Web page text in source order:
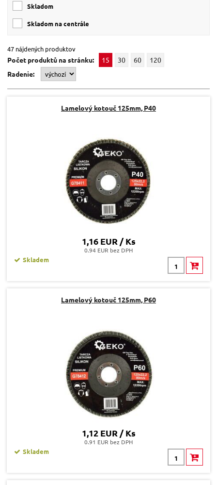
Skladom
Skladom na centrále
47 nájdených produktov
Počet produktů na stránku: 15 30 60
120
Radenie:
Lamelový kotouč 125mm, P40
1,16 EUR / Ks
0.94 EUR bez DPH
Skladem
Lamelový kotouč 125mm, P60
1,12 EUR / Ks
0.91 EUR bez DPH
Skladem